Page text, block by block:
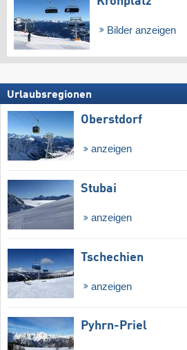
Bilder anzeigen
Urlaubsregionen
Oberstdorf
anzeigen
Stubai
anzeigen
Tschechien
anzeigen
Pyhrn-Priel